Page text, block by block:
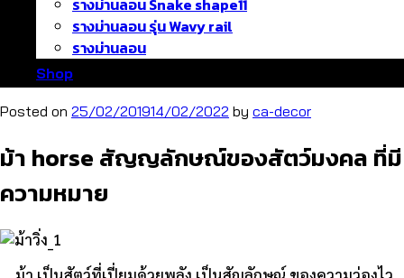
รางม่านลอน Snake shape11
รางม่านลอน รุ่น Wavy rail
รางม่านลอน
Shop
Posted on 25/02/201914/02/2022 by ca-decor
ม้า horse สัญญลักษณ์ของสัตว์มงคล ที่มี
ความหมาย